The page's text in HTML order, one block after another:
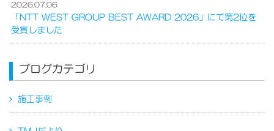
2026.07.06
「NTT WEST GROUP BEST AWARD 2026」にて第2位を
受賞しました
ブログカテゴリ
施工事例